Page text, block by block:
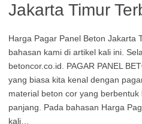
Jakarta Timur
Harga Pagar Panel Beton Jakarta
bahasan kami di artikel kali ini.
betoncor.co.id. PAGAR PANEL
yang biasa kita kenal dengan
material beton cor yang
panjang. Pada bahasan Harga
kali…